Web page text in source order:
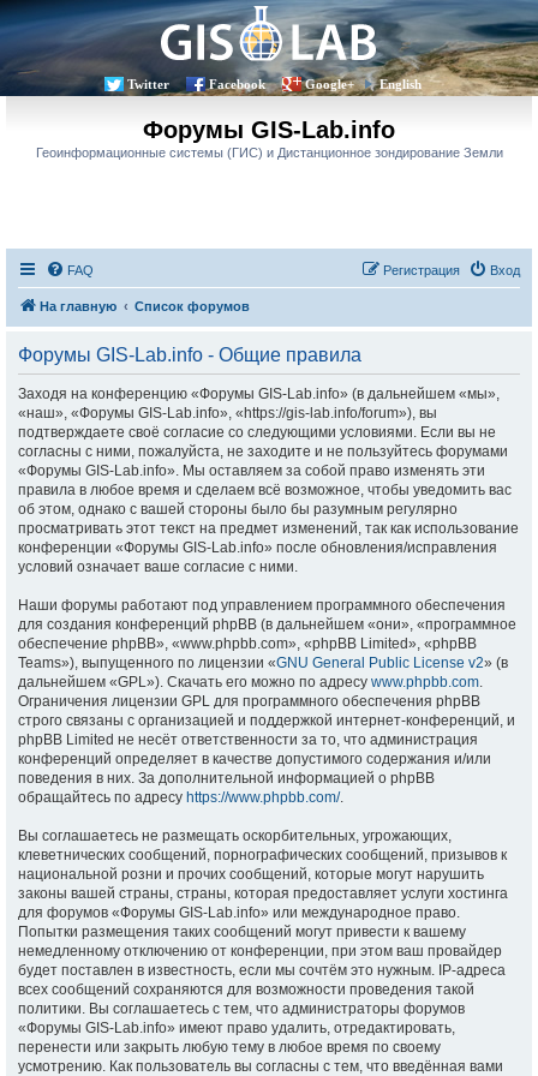
Twitter Facebook Google+ English
Форумы GIS-Lab.info
Геоинформационные системы (ГИС) и Дистанционное зондирование Земли
FAQ Вход
Регистрация
На главную Список форумов
Форумы GIS-Lab.info - Общие правила
Заходя на конференцию «Форумы GIS-Lab.info» (в дальнейшем «мы»,
«наш», «Форумы GIS-Lab.info», «https://gis-lab.info/forum»), вы
подтверждаете своё согласие со следующими условиями. Если вы не
согласны с ними, пожалуйста, не заходите и не пользуйтесь форумами
«Форумы GIS-Lab.info». Мы оставляем за собой право изменять эти
правила в любое время и сделаем всё возможное, чтобы уведомить вас
об этом, однако с вашей стороны было бы разумным регулярно
просматривать этот текст на предмет изменений, так как использование
конференции «Форумы GIS-Lab.info» после обновления/исправления
условий означает ваше согласие с ними.
Наши форумы работают под управлением программного обеспечения
для создания конференций phpBB (в дальнейшем «они», «программное
обеспечение phpBB», «www.phpbb.com», «phpBB Limited», «phpBB
Teams»), выпущенного по лицензии «GNU General Public License v2» (в
дальнейшем «GPL»). Скачать его можно по адресу www.phpbb.com.
Ограничения лицензии GPL для программного обеспечения phpBB
строго связаны с организацией и поддержкой интернет-конференций, и
phpBB Limited не несёт ответственности за то, что администрация
конференций определяет в качестве допустимого содержания и/или
поведения в них. За дополнительной информацией о phpBB
обращайтесь по адресу https://www.phpbb.com/.
Вы соглашаетесь не размещать оскорбительных, угрожающих,
клеветнических сообщений, порнографических сообщений, призывов к
национальной розни и прочих сообщений, которые могут нарушить
законы вашей страны, страны, которая предоставляет услуги хостинга
для форумов «Форумы GIS-Lab.info» или международное право.
Попытки размещения таких сообщений могут привести к вашему
немедленному отключению от конференции, при этом ваш провайдер
будет поставлен в известность, если мы сочтём это нужным. IP-адреса
всех сообщений сохраняются для возможности проведения такой
политики. Вы соглашаетесь с тем, что администраторы форумов
«Форумы GIS-Lab.info» имеют право удалить, отредактировать,
перенести или закрыть любую тему в любое время по своему
усмотрению. Как пользователь вы согласны с тем, что введённая вами